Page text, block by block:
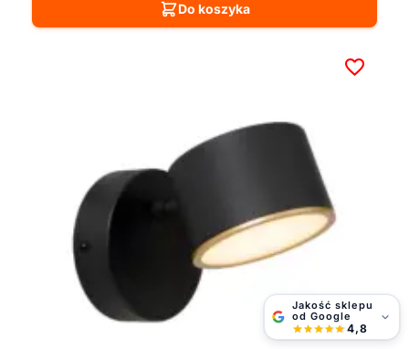
Do koszyka
Jakość sklepu
od Google
4,8